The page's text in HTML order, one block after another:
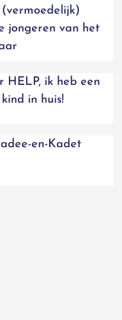
jongeren van het
HELP, ik heb een
in huis!
en-Kadet